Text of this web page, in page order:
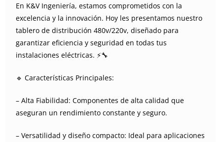
En K&V Ingeniería, estamos comprometidos con la
excelencia y la innovación. Hoy les presentamos nuestro
tablero de distribución 480v/220v, diseñado para
garantizar eficiencia y seguridad en todas tus
instalaciones eléctricas. ⚡🔧
🔹 Características Principales:
– Alta Fiabilidad: Componentes de alta calidad que
aseguran un rendimiento constante y seguro.
– Versatilidad y diseño compacto: Ideal para aplicaciones